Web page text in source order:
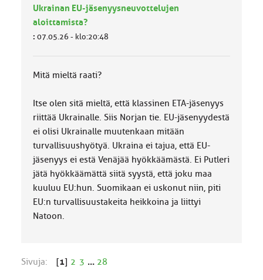
Ukrainan EU-jäsenyysneuvottelujen
aloittamista?
: 07.05.26 - klo:20:48
Mitä mieltä raati?
Itse olen sitä mieltä, että klassinen ETA-jäsenyys
riittää Ukrainalle. Siis Norjan tie. EU-jäsenyydestä
ei olisi Ukrainalle muutenkaan mitään
turvallisuushyötyä. Ukraina ei tajua, että EU-
jäsenyys ei estä Venäjää hyökkäämästä. Ei Putleri
jätä hyökkäämättä siitä syystä, että joku maa
kuuluu EU:hun. Suomikaan ei uskonut niin, piti
EU:n turvallisuustakeita heikkoina ja liittyi
Natoon.
Sivuja: [1] 2 3 ... 28